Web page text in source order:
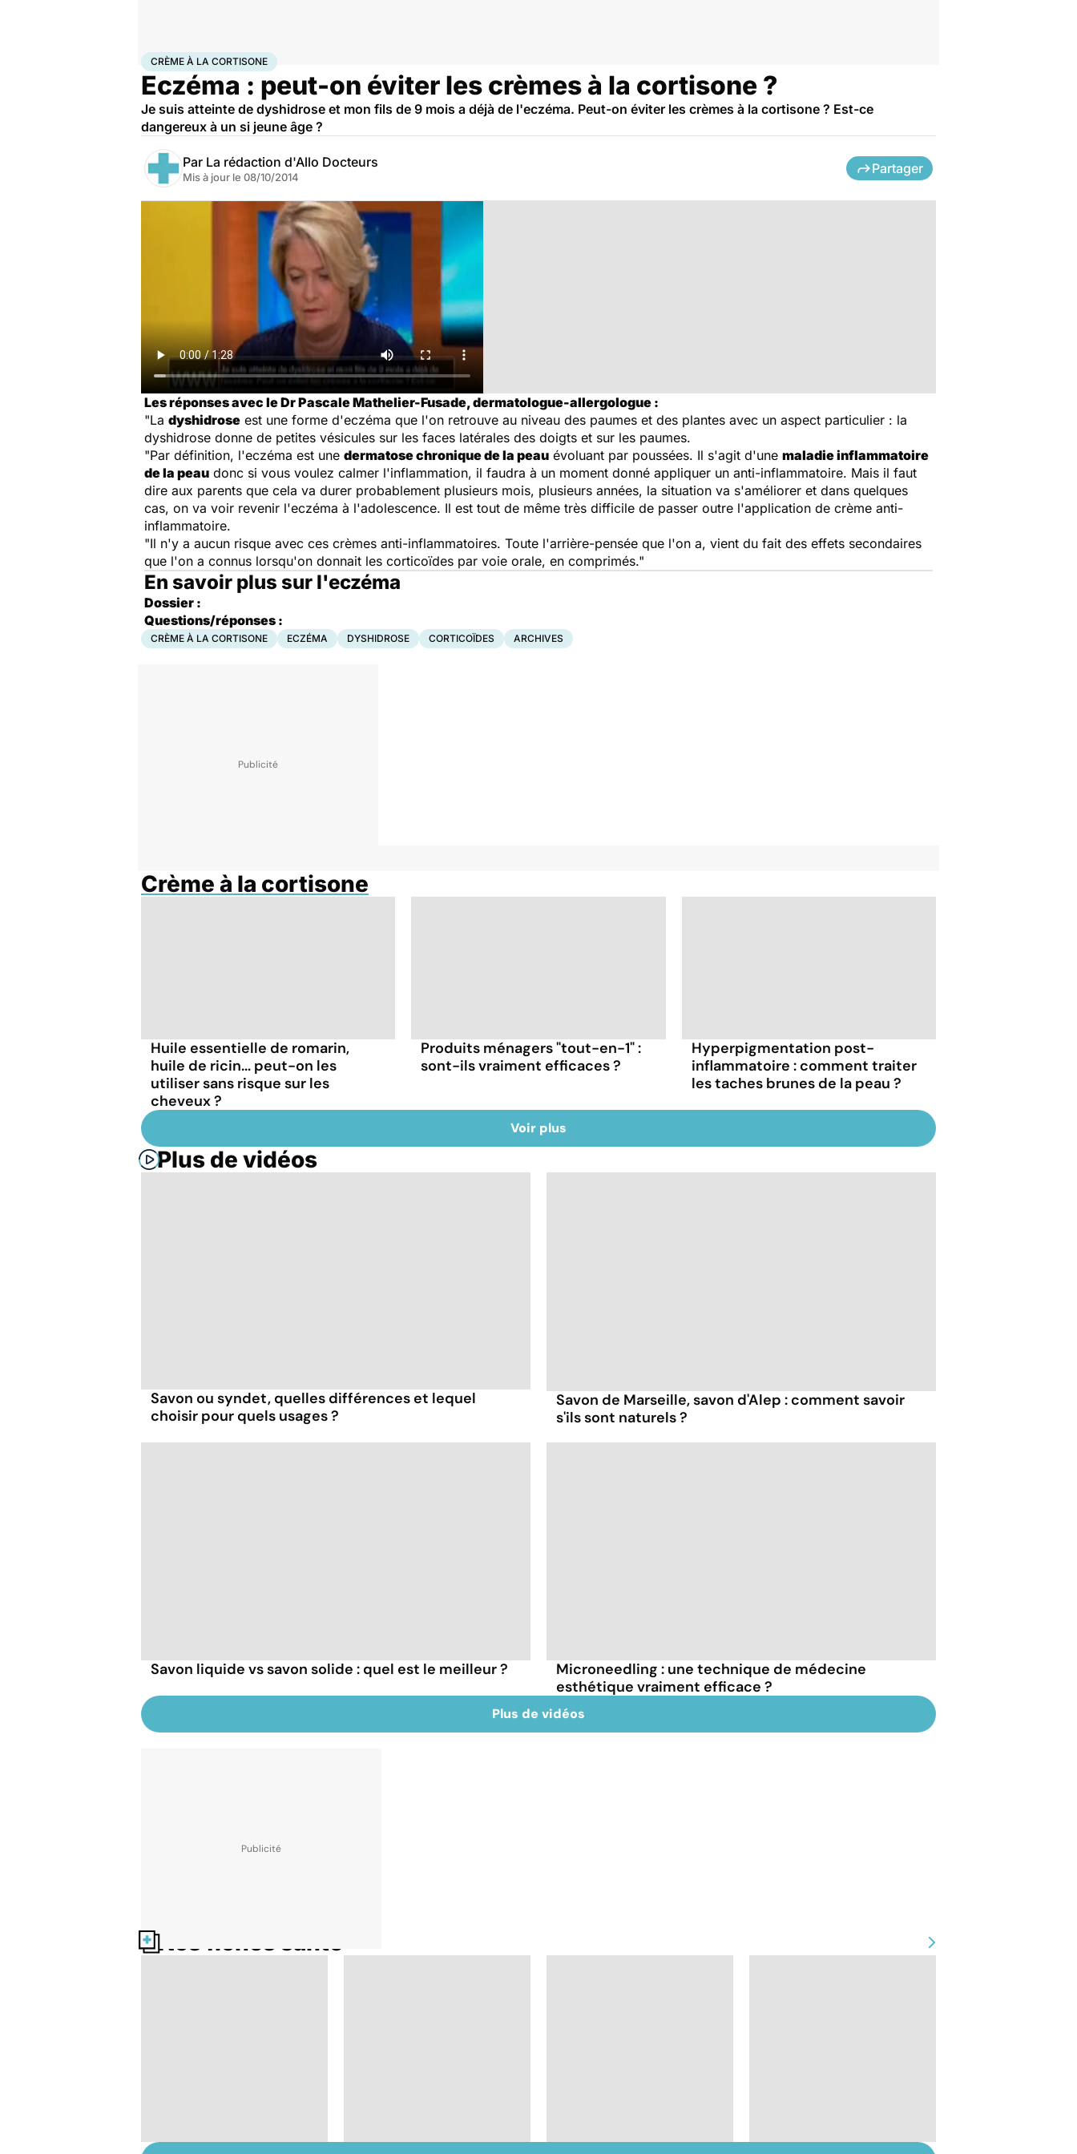
AccueilSanté Crème à la cortisone
CRÈME À LA CORTISONE
Eczéma : peut-on éviter les crèmes à la cortisone ?
Je suis atteinte de dyshidrose et mon fils de 9 mois a déjà de l'eczéma. Peut-on éviter les crèmes à la cortisone ? Est-ce
dangereux à un si jeune âge ?
Par La rédaction d'Allo Docteurs
Mis à jour le 08/10/2014
Partager
Les réponses avec le Dr Pascale Mathelier-Fusade, dermatologue-allergologue :
"La dyshidrose est une forme d'eczéma que l'on retrouve au niveau des paumes et des plantes avec un aspect particulier : la
dyshidrose donne de petites vésicules sur les faces latérales des doigts et sur les paumes.
"Par définition, l'eczéma est une dermatose chronique de la peau évoluant par poussées. Il s'agit d'une maladie inflammatoire
de la peau donc si vous voulez calmer l'inflammation, il faudra à un moment donné appliquer un anti-inflammatoire. Mais il faut
dire aux parents que cela va durer probablement plusieurs mois, plusieurs années, la situation va s'améliorer et dans quelques
cas, on va voir revenir l'eczéma à l'adolescence. Il est tout de même très difficile de passer outre l'application de crème anti-
inflammatoire.
"Il n'y a aucun risque avec ces crèmes anti-inflammatoires. Toute l'arrière-pensée que l'on a, vient du fait des effets secondaires
que l'on a connus lorsqu'on donnait les corticoïdes par voie orale, en comprimés."
En savoir plus sur l'eczéma
Dossier :
Questions/réponses :
CRÈME À LA CORTISONE ECZÉMA DYSHIDROSE CORTICOÏDES ARCHIVES
Crème à la cortisone
Huile essentielle de romarin,
huile de ricin... peut-on les
utiliser sans risque sur les
cheveux ?
Produits ménagers "tout-en-1" :
sont-ils vraiment efficaces ?
Hyperpigmentation post-
inflammatoire : comment traiter
les taches brunes de la peau ?
Voir plus
Plus de vidéos
Savon ou syndet, quelles différences et lequel
choisir pour quels usages ?
Savon de Marseille, savon d'Alep : comment savoir
s'ils sont naturels ?
Savon liquide vs savon solide : quel est le meilleur ?
Microneedling : une technique de médecine
esthétique vraiment efficace ?
Plus de vidéos
Nos fiches santé